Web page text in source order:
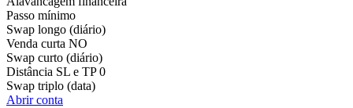
Passo mínimo
Swap longo (diário)
Venda curta NO
Swap curto (diário)
Distância SL e TP 0
Swap triplo (data)
Abrir conta